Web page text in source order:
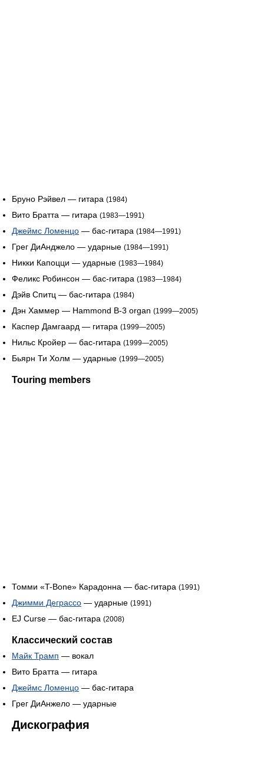
Бруно Рэйвел — гитара (1984)
Вито Братта — гитара (1983—1991)
Джеймс Ломенцо — бас-гитара (1984—1991)
Грег ДиАнджело — ударные (1984—1991)
Никки Капоцци — ударные (1983—1984)
Феликс Робинсон — бас-гитара (1983—1984)
Дэйв Спитц — бас-гитара (1984)
Дэн Хаммер — Hammond B-3 organ (1999—2005)
Каспер Дамгаард — гитара (1999—2005)
Нильс Кройер — бас-гитара (1999—2005)
Бьярн Ти Холм — ударные (1999—2005)
Touring members
Томми «T-Bone» Карадонна — бас-гитара (1991)
Джимми Деграссо — ударные (1991)
EJ Curse — бас-гитара (2008)
Классический состав
Майк Трамп — вокал
Вито Братта — гитара
Джеймс Ломенцо — бас-гитара
Грег ДиАнжело — ударные
Дискография